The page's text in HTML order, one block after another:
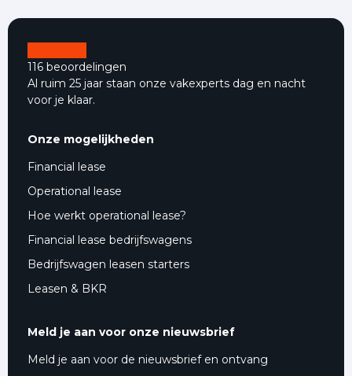
116 beoordelingen
Al ruim 25 jaar staan onze vakexperts dag en nacht
voor je klaar.
Onze mogelijkheden
Financial lease
Operational lease
Hoe werkt operational lease?
Financial lease bedrijfswagens
Bedrijfswagen leasen starters
Leasen & BKR
Meld je aan voor onze nieuwsbrief
Meld je aan voor de nieuwsbrief en ontvang